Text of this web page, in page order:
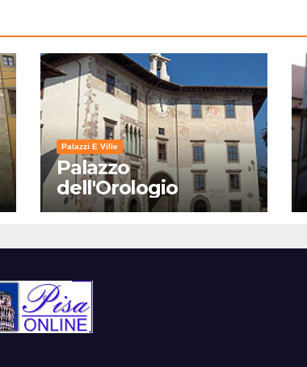
Palazzi E Ville
Palazzo
dell'Orologio